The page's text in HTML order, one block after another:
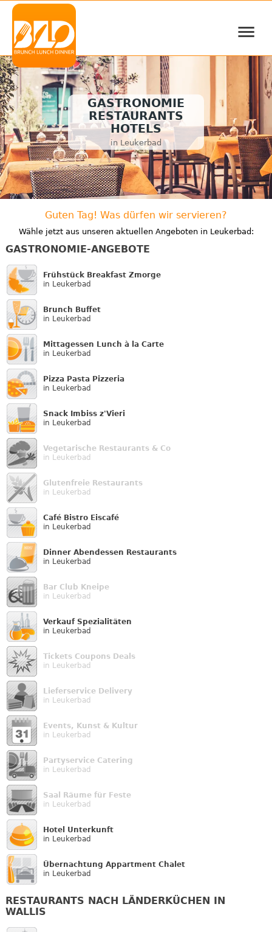
≡
GASTRONOMIE
RESTAURANTS
HOTELS
in Leukerbad
Guten Tag! Was dürfen wir servieren?
Wähle jetzt aus unseren aktuellen Angeboten in Leukerbad:
GASTRONOMIE-ANGEBOTE
Frühstück Breakfast Zmorge
in Leukerbad
Brunch Buffet
in Leukerbad
Mittagessen Lunch à la Carte
in Leukerbad
Pizza Pasta Pizzeria
in Leukerbad
Snack Imbiss z'Vieri
in Leukerbad
Vegetarische Restaurants & Co
in Leukerbad
Glutenfreie Restaurants
in Leukerbad
Café Bistro Eiscafé
in Leukerbad
Dinner Abendessen Restaurants
in Leukerbad
Bar Club Kneipe
in Leukerbad
Verkauf Speziali­täten
in Leukerbad
Tickets Coupons Deals
in Leukerbad
Lieferservice Delivery
in Leukerbad
Events, Kunst & Kultur
in Leukerbad
Partyservice Catering
in Leukerbad
Saal Räume für Feste
in Leukerbad
Hotel Unterkunft
in Leukerbad
Übernachtung Appartment Chalet
in Leukerbad
RESTAURANTS NACH LÄNDERKÜCHEN IN
WALLIS